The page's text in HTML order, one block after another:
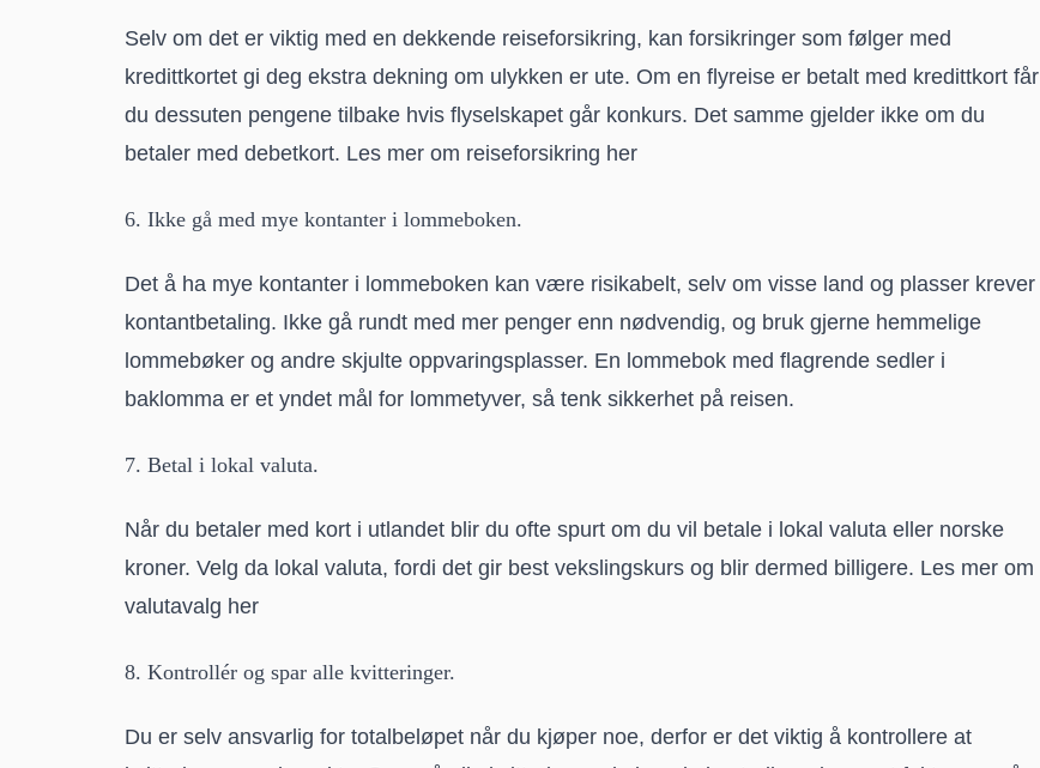
Selv om det er viktig med en dekkende reiseforsikring, kan forsikringer som følger med
kredittkortet gi deg ekstra dekning om ulykken er ute. Om en flyreise er betalt med kredittkort får
du dessuten pengene tilbake hvis flyselskapet går konkurs. Det samme gjelder ikke om du
betaler med debetkort. Les mer om reiseforsikring her
6. Ikke gå med mye kontanter i lommeboken.
Det å ha mye kontanter i lommeboken kan være risikabelt, selv om visse land og plasser krever
kontantbetaling. Ikke gå rundt med mer penger enn nødvendig, og bruk gjerne hemmelige
lommebøker og andre skjulte oppvaringsplasser. En lommebok med flagrende sedler i
baklomma er et yndet mål for lommetyver, så tenk sikkerhet på reisen.
7. Betal i lokal valuta.
Når du betaler med kort i utlandet blir du ofte spurt om du vil betale i lokal valuta eller norske
kroner. Velg da lokal valuta, fordi det gir best vekslingskurs og blir dermed billigere. Les mer om
valutavalg her
8. Kontrollér og spar alle kvitteringer.
Du er selv ansvarlig for totalbeløpet når du kjøper noe, derfor er det viktig å kontrollere at